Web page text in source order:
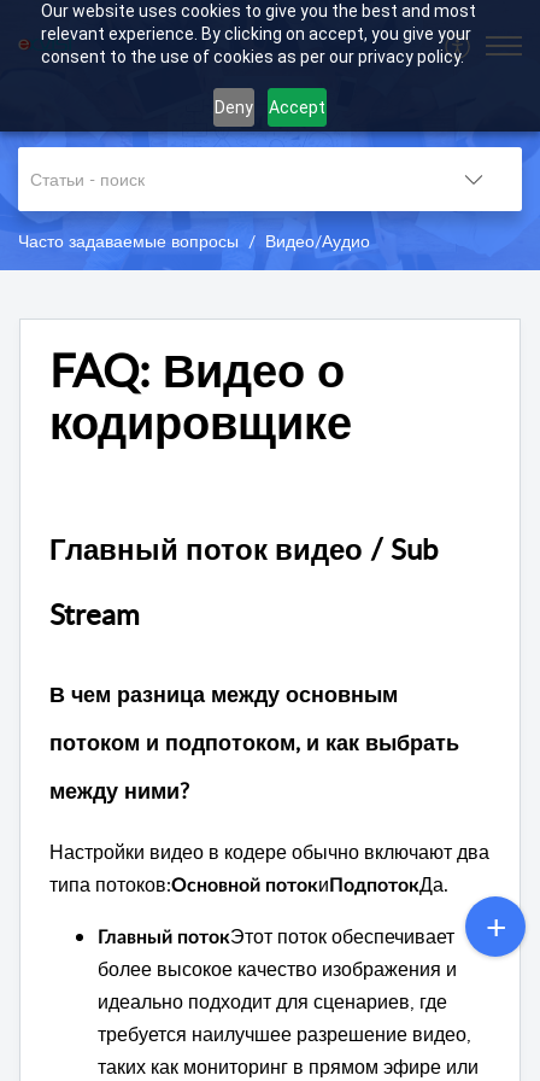
Our website uses cookies to give you the best and most
relevant experience. By clicking on accept, you give your
consent to the use of cookies as per our privacy policy.
Deny Accept
Часто задаваемые вопросы Видео/Аудио
FAQ: Видео о
кодировщике
Главный поток видео / Sub
Stream
В чем разница между основным
потоком и подпотоком, и как выбрать
между ними?
Настройки видео в кодере обычно включают два
типа потоков:Основной потоки ПодпотокДа.
Главный потокЭтот поток обеспечивает
более высокое качество изображения и
идеально подходит для сценариев, где
требуется наилучшее разрешение видео,
таких как мониторинг в прямом эфире или